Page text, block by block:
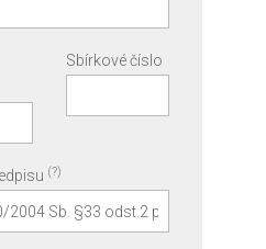
Sbírkové číslo
(?)